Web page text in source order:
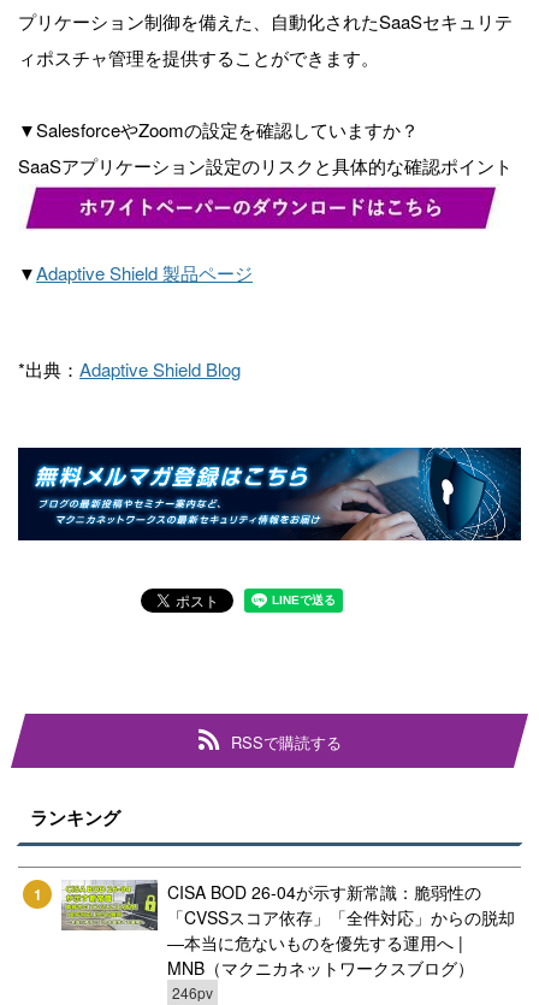
プリケーション制御を備えた、自動化されたSaaSセキュリテ
ィポスチャ管理を提供することができます。
▼SalesforceやZoomの設定を確認していますか？
SaaSアプリケーション設定のリスクと具体的な確認ポイント
▼Adaptive Shield 製品ページ
*出典： Adaptive Shield Blog
RSSで購読する
ランキング
1
CISA BOD 26-04が示す新常識：脆弱性の
「CVSSスコア依存」「全件対応」からの脱却
―本当に危ないものを優先する運用へ |
MNB（マクニカネットワークスブログ）
246pv